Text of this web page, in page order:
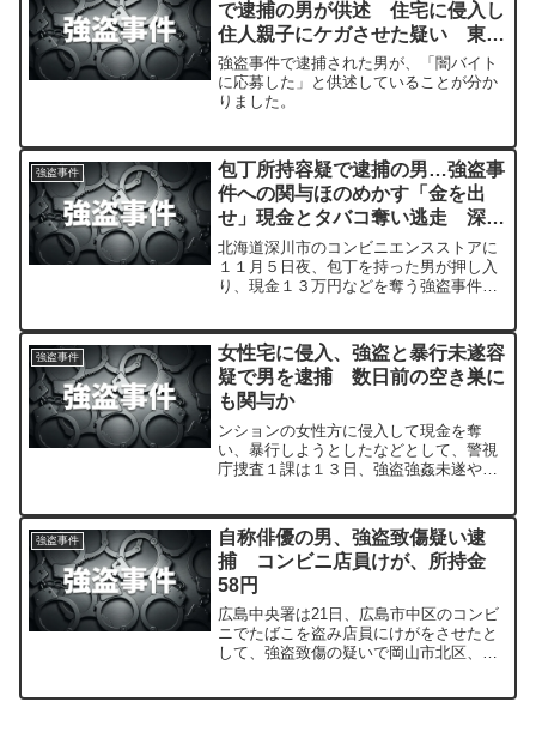
で逮捕の男が供述 住宅に侵入し
住人親子にケガさせた疑い 東
京・練馬区
強盗事件で逮捕された男が、「闇バイト
に応募した」と供述していることが分か
りました。
強盗事件
包丁所持容疑で逮捕の男…強盗事
件への関与ほのめかす「金を出
せ」現金とタバコ奪い逃走 深川
市
北海道深川市のコンビニエンスストアに
１１月５日夜、包丁を持った男が押し入
り、現金１３万円などを奪う強盗事件が
強盗事件
女性宅に侵入、強盗と暴行未遂容
疑で男を逮捕 数日前の空き巣に
も関与か
ンションの女性方に侵入して現金を奪
い、暴行しようとしたなどとして、警視
庁捜査１課は１３日、強盗強姦未遂や窃
た。
強盗事件
自称俳優の男、強盗致傷疑い逮
捕 コンビニ店員けが、所持金
58円
広島中央署は21日、広島市中区のコンビ
ニでたばこを盗み店員にけがをさせたと
して、強盗致傷の疑いで岡山市北区、自